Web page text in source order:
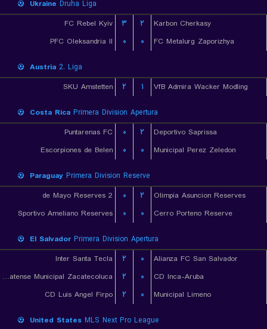
Ukraine Druha Liga
FC Rebel Kyiv
۳ ۲
Karbon Cherkasy
PFC Oleksandria II
۰ ۰ FC Metalurg Zaporizhya
Austria 2. Liga
SKU Amstetten
۲ ۱ VfB Admira Wacker Modling
Costa Rica Primera Division Apertura
Puntarenas FC
۰ ۲
Deportivo Saprissa
Escorpiones de Belen
۰ ۰ Municipal Perez Zeledon
Paraguay Primera Division Reserve
2 de Mayo Reserves
۰ ۲
Olimpia Asuncion Reserves
Sportivo Ameliano Reserves
۰ ۰ Cerro Porteno Reserve
El Salvador Primera Division Apertura
Inter Santa Tecla
۲ ۰
Alianza FC San Salvador
CD Platense Municipal Zacatecoluca
۲ ۰
CD Inca-Aruba
CD Luis Angel Firpo
۲ ۰ Municipal Limeno
United States MLS Next Pro League